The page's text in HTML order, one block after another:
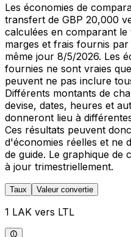
Les économies de
transfert de GBP 20,000
calculées en comparant
marges et frais fournis
même jour 8/5/2026. Les
fournies ne sont vraies
peuvent ne pas inclure
Différents montants de
devise, dates, heures et
donneront lieu à
Ces résultats peuvent
d'économies réelles et ne
de guide. Le graphique de
à jour trimestriellement.
Taux Valeur convertie
1 LAK vers LTL